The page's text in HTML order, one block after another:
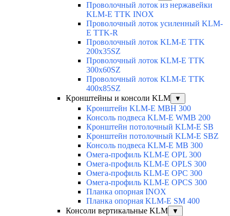
Проволочный лоток из нержавейки
KLM-E TTK INOX
Проволочный лоток усиленный KLM-
E TTK-R
Проволочный лоток KLM-E TTK
200x35SZ
Проволочный лоток KLM-E TTK
300x60SZ
Проволочный лоток KLM-E TTK
400x85SZ
Кронштейны и консоли KLM
▼
Кронштейн KLM-E MBH 300
Консоль подвеса KLM-E WMB 200
Кронштейн потолочный KLM-E SB
Кронштейн потолочный KLM-E SBZ
Консоль подвеса KLM-E MB 300
Омега-профиль KLM-E OPL 300
Омега-профиль KLM-E OPLS 300
Омега-профиль KLM-E OPC 300
Омега-профиль KLM-E OPCS 300
Планка опорная INOX
Планка опорная KLM-E SM 400
Консоли вертикальные KLM
▼